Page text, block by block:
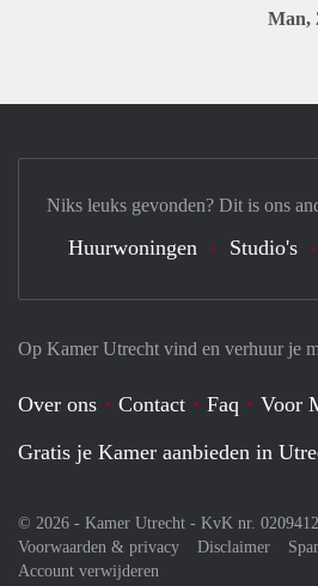
Man,
Op Kamer Utrecht vind en verhuur je
Over ons Contact Faq
Voor
Gratis je Kamer aanbieden in
© 2026 - Kamer Utrecht - KvK nr.
Voorwaarden & privacy
Disclaimer
Account verwijderen
Niks leuks gevonden? Dit is ons
Huurwoningen Studio's